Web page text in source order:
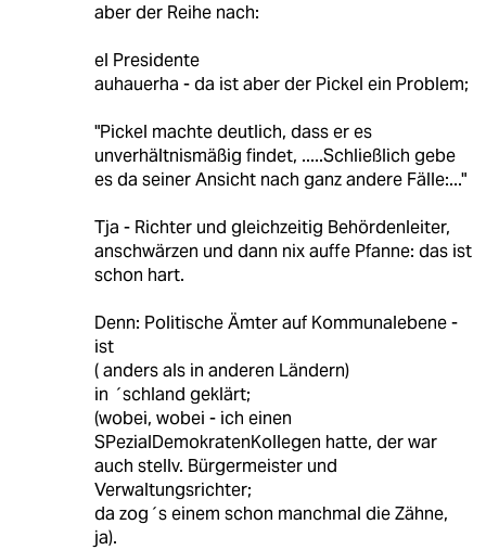
aber der Reihe nach:
el Presidente
auhauerha - da ist aber der Pickel ein Problem;
"Pickel machte deutlich, dass er es
unverhältnismäßig findet, .....Schließlich gebe
es da seiner Ansicht nach ganz andere Fälle:..."
Tja - Richter und gleichzeitig Behördenleiter,
anschwärzen und dann nix auffe Pfanne: das ist
schon hart.
Denn: Politische Ämter auf Kommunalebene -
ist
( anders als in anderen Ländern)
in ´schland geklärt;
(wobei, wobei - ich einen
SPezialDemokratenKollegen hatte, der war
auch stellv. Bürgermeister und
Verwaltungsrichter;
da zog´s einem schon manchmal die Zähne,
ja).